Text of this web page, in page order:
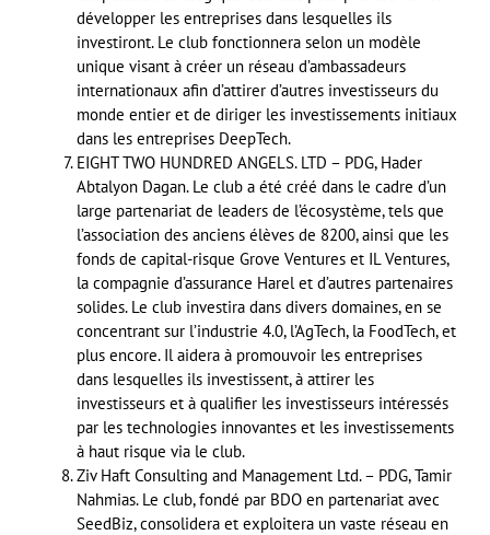
développer les entreprises dans lesquelles ils
investiront. Le club fonctionnera selon un modèle
unique visant à créer un réseau d’ambassadeurs
internationaux afin d’attirer d’autres investisseurs du
monde entier et de diriger les investissements initiaux
dans les entreprises DeepTech.
EIGHT TWO HUNDRED ANGELS. LTD – PDG, Hader
Abtalyon Dagan. Le club a été créé dans le cadre d’un
large partenariat de leaders de l’écosystème, tels que
l’association des anciens élèves de 8200, ainsi que les
fonds de capital-risque Grove Ventures et IL Ventures,
la compagnie d’assurance Harel et d’autres partenaires
solides. Le club investira dans divers domaines, en se
concentrant sur l’industrie 4.0, l’AgTech, la FoodTech, et
plus encore. Il aidera à promouvoir les entreprises
dans lesquelles ils investissent, à attirer les
investisseurs et à qualifier les investisseurs intéressés
par les technologies innovantes et les investissements
à haut risque via le club.
Ziv Haft Consulting and Management Ltd. – PDG, Tamir
Nahmias. Le club, fondé par BDO en partenariat avec
SeedBiz, consolidera et exploitera un vaste réseau en